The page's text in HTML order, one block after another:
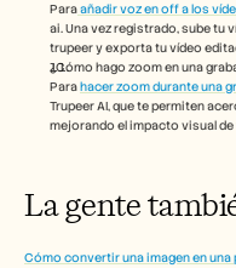
Para añadir voz en off a los
ai. Una vez registrado, sube tu
trupeer y exporta tu vídeo
¿Cómo hago zoom en una
Para hacer zoom durante una
Trupeer AI, que te permiten
mejorando el impacto visual
La gente
Cómo convertir una imagen en